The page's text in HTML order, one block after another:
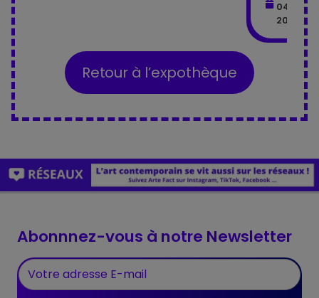
04
2026
Retour à l’expothèque
Abonnnez-vous à notre Newsletter